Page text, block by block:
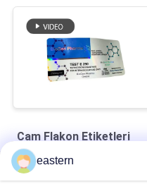
Cam Flakon Etiketleri
Somatropin HG 176-191
eastern